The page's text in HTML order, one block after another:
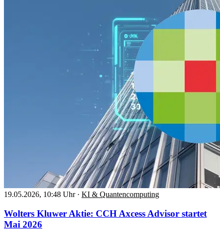
19.05.2026, 10:48 Uhr · KI & Quantencomputing
Wolters Kluwer Aktie: CCH Axcess Advisor startet
Mai 2026